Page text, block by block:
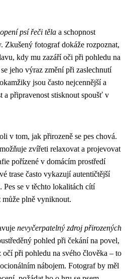
psí řeči těla a schopnost
Zkušený fotograf dokáže rozpoznat,
kdy mu zazáří oči při pohledu na
jeho výraz změní při zaslechnutí
jsou často nejcennější a
a připravenost stisknout spoušť v
v tom, jak přirozeně se pes chová.
zvířeti relaxovat a projevovat
pořízené v domácím prostředí
trase často vykazují autentičtější
se v těchto lokalitách cítí
může plně vyniknout.
nevyčerpatelný zdroj přirozených
pohled při čekání na povel,
při pohledu na svého člověka – to
nábojem. Fotograf by měl